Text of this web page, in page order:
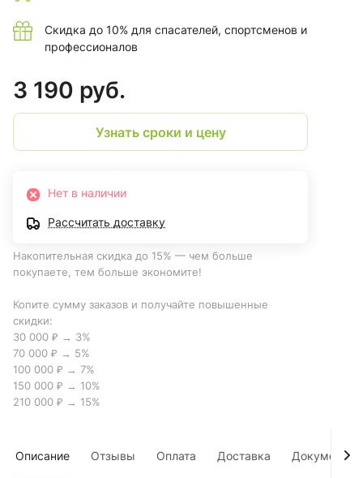
Скидка до 10% для спасателей, спортсменов и
профессионалов
3 190 руб.
Узнать сроки и цену
Нет в наличии
Рассчитать доставку
Накопительная скидка до 15% — чем больше
покупаете, тем больше экономите!
Копите сумму заказов и получайте повышенные
скидки:
30 000 ₽ → 3%
70 000 ₽ → 5%
100 000 ₽ → 7%
150 000 ₽ → 10%
210 000 ₽ → 15%
Описание Отзывы Оплата Доставка Документы